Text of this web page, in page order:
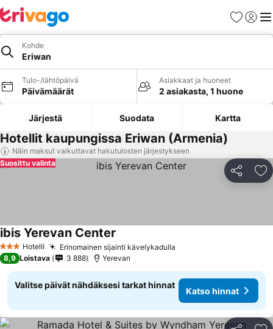
Suosikit
Kohde
Eriwan
Tulo-/lähtöpäivä
Päivämäärät
Asiakkaat ja huoneet
2 asiakasta, 1 huone
Järjestä Suodata Kartta
Hotellit kaupungissa Eriwan (Armenia)
Näin maksut vaikuttavat hakutulosten järjestykseen
Jaa
Suosittu valinta
3 Tähtiluokitus
Hotelli Erinomainen sijainti kävelykadulla
ibis Yerevan Center
8,9 Loistava 3 888 Yerevan
Valitse päivät nähdäksesi tarkat hinnat
Katso hinnat